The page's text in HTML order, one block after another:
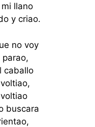
llano
y criao.
no voy
parao,
caballo
buscara